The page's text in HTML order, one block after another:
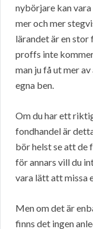
nybörjare kan
mer och mer
lärandet är en
proffs inte
man ju få ut mer
egna ben.
Om du har ett
fondhandel är
bör helst se att de
för annars vill du
vara lätt att missa
Men om det är
finns det ingen